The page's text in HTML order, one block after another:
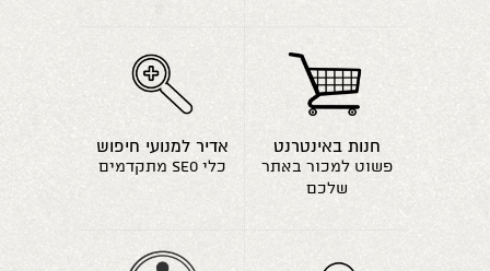
חנות באינטרנט
פשוט למכור באתר
שלכם
אדיר למנועי חיפוש
כלי seo מתקדמים